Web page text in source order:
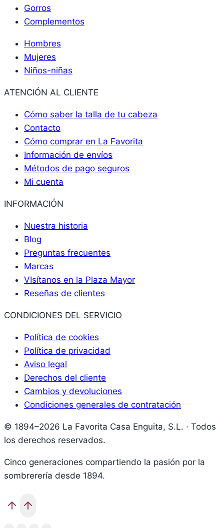
Gorros
Complementos
Hombres
Mujeres
Niños-niñas
ATENCIÓN AL CLIENTE
Cómo saber la talla de tu cabeza
Contacto
Cómo comprar en La Favorita
Información de envíos
Métodos de pago seguros
Mi cuenta
INFORMACIÓN
Nuestra historia
Blog
Preguntas frecuentes
Marcas
VIsítanos en la Plaza Mayor
Reseñas de clientes
CONDICIONES DEL SERVICIO
Política de cookies
Política de privacidad
Aviso legal
Derechos del cliente
Cambios y devoluciones
Condiciones generales de contratación
© 1894–2026 La Favorita Casa Enguita, S.L. · Todos
los derechos reservados.
Cinco generaciones compartiendo la pasión por la
sombrerería desde 1894.